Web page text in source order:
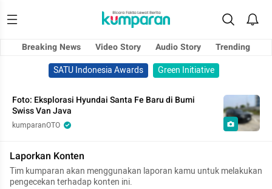
Breaking News Video Story Audio Story
Trending
SATU Indonesia Awards
Green Initiative
Foto: Eksplorasi Hyundai Santa Fe Baru di Bumi
Swiss Van Java
kumparanOTO
Laporkan Konten
Tim kumparan akan menggunakan laporan kamu untuk melakukan
pengecekan terhadap konten ini.